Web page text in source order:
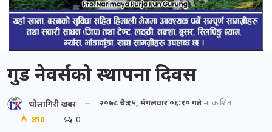
गुड नेवर्सको स्थापना दिवस
धौलागिरी खबर २०७८ चैत्र १५, मंगलवार ०६:१० गतेमा प्रकाशित
810
0